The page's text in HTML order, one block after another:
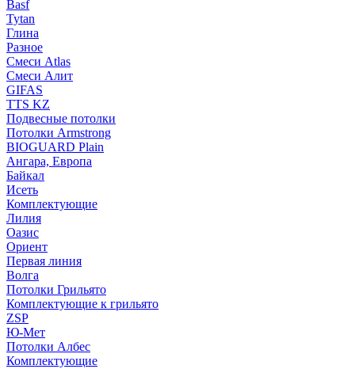
Basf
Tytan
Глина
Разное
Смеси Atlas
Смеси Алит
GIFAS
TTS KZ
Подвесные потолки
Потолки Armstrong
BIOGUARD Plain
Ангара, Европа
Байкал
Исеть
Комплектующие
Лилия
Оазис
Ориент
Первая линия
Волга
Потолки Грильято
Комплектующие к грильято
ZSP
Ю-Мет
Потолки Албес
Комплектующие